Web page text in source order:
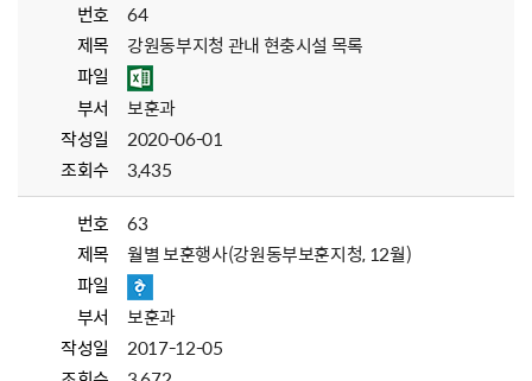
번호
64
제목
강원동부지청 관내 현충시설 목록
파일
부서
보훈과
작성일
2020-06-01
조회수
3,435
번호
63
제목
월별 보훈행사(강원동부보훈지청, 12월)
파일
부서
보훈과
작성일
2017-12-05